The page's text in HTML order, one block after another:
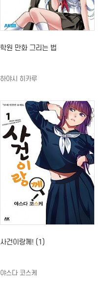
학원 만화 그리는 법
하야시 히카루
사건이랑께! (1)
야스다 코스케